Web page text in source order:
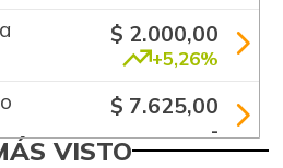
$ 2.000,00
+5,26%
$ 7.625,00
-
VISTO